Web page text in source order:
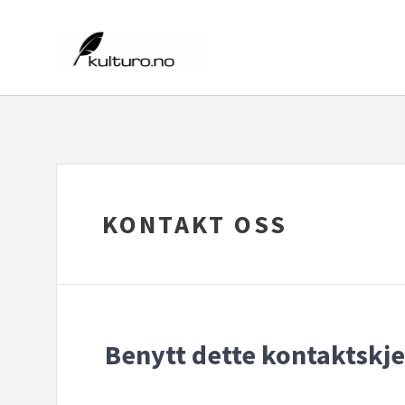
KONTAKT OSS
Benytt dette